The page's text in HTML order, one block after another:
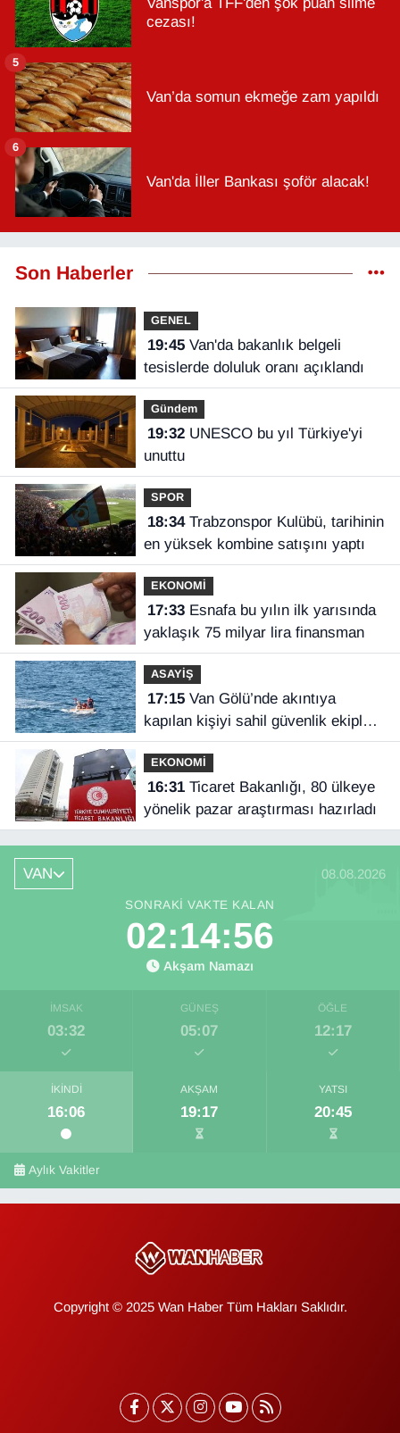
cezası!
Van’da somun ekmeğe zam yapıldı
5
Van'da İller Bankası şoför alacak!
6
Son Haberler
GENEL
19:45Van'da bakanlık belgeli
tesislerde doluluk oranı açıklandı
Gündem
19:32UNESCO bu yıl Türkiye'yi
unuttu
SPOR
18:34Trabzonspor Kulübü, tarihinin
en yüksek kombine satışını yaptı
EKONOMİ
17:33Esnafa bu yılın ilk yarısında
yaklaşık 75 milyar lira finansman
ASAYİŞ
17:15Van Gölü’nde akıntıya
kapılan kişiyi sahil güvenlik ekipleri
kurtardı
EKONOMİ
16:31Ticaret Bakanlığı, 80 ülkeye
yönelik pazar araştırması hazırladı
VAN 08.08.2026
SONRAKI VAKTE KALAN
02:14:56
Akşam Namazı
İMSAK
03:32
GÜNEŞ
05:07
ÖĞLE
12:17
İKINDI
16:06
AKŞAM
19:17
YATSI
20:45
Aylık Vakitler
Copyright © 2025 Wan Haber Tüm Hakları Saklıdır.